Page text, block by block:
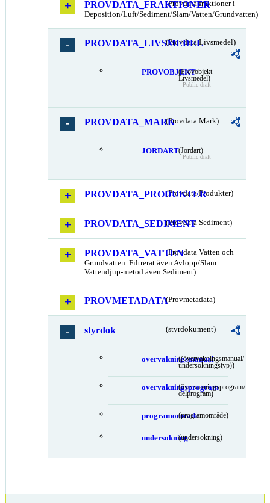
PROVDATA_FRAKTIONER
(Provdata fraktioner i
Deposition/Luft/Sediment/Slam/Vatten/Grundvatten)
PROVDATA_LIVSMEDEL
(Provdata Livsmedel)
PROVOBJEKT(Provobjekt
Livsmedel)
Public draft
PROVDATA_MARK(Provdata Mark)
JORDART(Jordart)
Public draft
PROVDATA_PRODUKTER
(Provdata Produkter)
PROVDATA_SEDIMENT(Provdata Sediment)
PROVDATA_VATTEN(Provdata Vatten och
Grundvatten. Filtrerat även Avlopp/Slam.
Vattendjup-metod även Sediment)
PROVMETADATA(Provmetadata)
styrdok (styrdokument)
overvakningsmanual
((övervakningsmanual/
undersökningstyp))
overvakningsprogram
(övervakningsprogram/
delprogram)
programomrade(programområde)
undersokning(undersokning)